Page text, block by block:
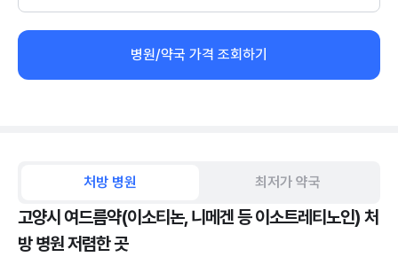
병원/약국 가격 조회하기
처방 병원 최저가 약국
고양시 여드름약(이소티논, 니메겐 등 이소트레티노인) 처
방 병원 저렴한 곳